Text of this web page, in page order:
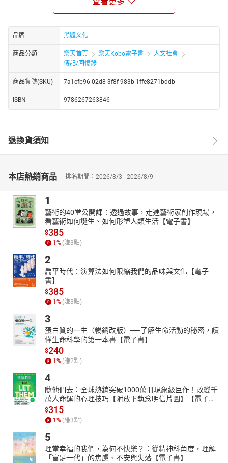
她的體態從少女時就恆久不變，她還敦促歐普拉為封面拍攝成
功減重。
她是時尚教母安娜．溫圖（Anna Wintour）。
電影《穿著Prada的惡魔》（The Devil Wears Prada）中，梅
莉．史翠普（Meryl Streep）飾演魔鬼上司米蘭達。米蘭達位高權
重，是時尚界的大咖。她專注完美、近乎刁難，讓主角安．海瑟薇
（Anne Hathaway）疲於奔命。這個角色專橫跋扈的形象深入人
心，引起觀眾共鳴，也讓梅莉．史翠普一舉奪下金球獎最佳女主
者艾美．奧德爾訪談眾多安娜親友、鉅細靡遺地蒐羅資料，從側面
勾勒出有血有肉的安娜．溫圖。她不再只是冷酷無情的惡魔上司，
婦女。
後走上窮其一生追求時尚的道路。安娜1949年出生於倫敦，學生時
便深受時尚吸引。她中學輟學投入職場，在服飾百貨打工；又因機
緣巧合客串模特兒，第一次登上時尚的舞台。此後，她跨海隻身到
時尚聖地紐約闖蕩。在《哈潑時尚》（Harper’s Bazaar）、《萬
歲》（Viva）、《精明女人》（Savvy）、《紐約》等雜誌歷練後，
她如願登上夢寐以求的《時尚》（Vogue）殿堂，建立了自己的王
國。
除了描述安娜在時尚圈中呼風喚雨外，本書也提到她的影響力
如何擴及藝術、影視娛樂、政治、體育等領域。歐巴馬曾打算提名
她擔任駐英大使；布萊德利．庫柏向他諮詢電影選角；紐約大都會
博物館委託她籌辦慈善募款；小威廉絲與她討論網球……她也不吝透
過雜誌，表達自己對性別平權、族群平等等進步議題的支持。
安娜工作之外的其他面向也穿插在書中各處。與醫生大衛．薛
佛（David Shaffer）共築愛巢後誕下一子一女，即使忙碌而工作步
調緊湊，安娜也堅持要抽出時間陪伴子女。雖然在職場中安娜講求
效率、不苟言笑，有部屬以「核子溫圖」（Nuclear Wintour）來形
容她，但她也非絲毫不近人情。不少同事受作者訪問，憶起安娜對
自己的照顧，以及她對新秀設計師的大力拔擢。安娜也善用自己的
影響力投身慈善。她為紐約大都會藝術博物館籌募資金，更舉辦各
種募款活動，為愛滋病照護機構籌獲上千萬美元。
現年74歲的安娜，自1970年代開啟時尚編輯的職涯。她在時尚
圈縱橫半世紀，直面時代更迭與各種挑戰，至今仍然活躍在檯面
上。她2020年接掌《時尚》雜誌的全球編輯總監，也曾在2023年來
品牌 黑體文化
商品分類 樂天首頁 樂天Kobo電子書
人文社會
傳記/回憶錄
商品貨號(SKU) 7a1efb96-02d8-3f8f-983b-1ffe8271bddb
ISBN 9786267263846
退換貨須知
本店熱銷商品 排名期間：2026/8/3 - 2026/8/9
1
藝術的40堂公開課：透過故事，走進藝術家創作現場，
看藝術如何誕生、如何形塑人類生活【電子書】
$385
1 % (賺3點)
2
扁平時代：演算法如何限縮我們的品味與文化【電子
書】
$385
1 % (賺3點)
3
蛋白質的一生（暢銷改版）──了解生命活動的秘密，讀
懂生命科學的第一本書【電子書】
$240
1 % (賺2點)
4
隨他們去：全球熱銷突破1000萬冊現象級巨作！改變千
萬人命運的心理技巧【附放下執念明信片圖】【電子
書】
$315
1 % (賺3點)
5
理當幸福的我們，為何不快樂？：從精神科角度，理解
「富足一代」的焦慮、不安與失落【電子書】